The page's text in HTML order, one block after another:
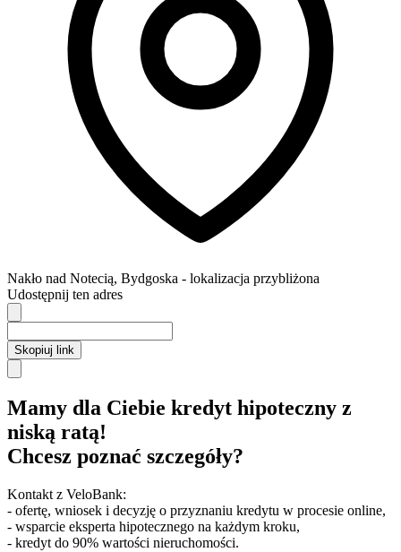
Nakło nad Notecią, Bydgoska - lokalizacja przybliżona
Udostępnij ten adres
Skopiuj link
Mamy dla Ciebie kredyt hipoteczny z
niską ratą!
Chcesz poznać szczegóły?
Kontakt z VeloBank:
- ofertę, wniosek i decyzję o przyznaniu kredytu w procesie online,
- wsparcie eksperta hipotecznego na każdym kroku,
- kredyt do 90% wartości nieruchomości.